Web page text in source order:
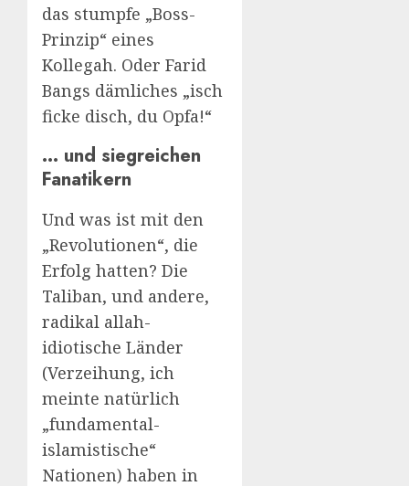
das stumpfe „Boss-
Prinzip“ eines
Kollegah. Oder Farid
Bangs dämliches „isch
ficke disch, du Opfa!“
… und siegreichen
Fanatikern
Und was ist mit den
„Revolutionen“, die
Erfolg hatten? Die
Taliban, und andere,
radikal allah-
idiotische Länder
(Verzeihung, ich
meinte natürlich
„fundamental-
islamistische“
Nationen) haben in